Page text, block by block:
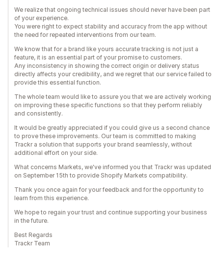
We realize that ongoing technical issues should never have been part
of your experience.
You were right to expect stability and accuracy from the app without
the need for repeated interventions from our team.
We know that for a brand like yours accurate tracking is not just a
feature, it is an essential part of your promise to customers.
Any inconsistency in showing the correct origin or delivery status
directly affects your credibility, and we regret that our service failed to
provide this essential function.
The whole team would like to assure you that we are actively working
on improving these specific functions so that they perform reliably
and consistently.
It would be greatly appreciated if you could give us a second chance
to prove these improvements. Our team is committed to making
Trackr a solution that supports your brand seamlessly, without
additional effort on your side.
What concerns Markets, we've informed you that Trackr was updated
on September 15th to provide Shopify Markets compatibility.
Thank you once again for your feedback and for the opportunity to
learn from this experience.
We hope to regain your trust and continue supporting your business
in the future.
Best Regards
Trackr Team